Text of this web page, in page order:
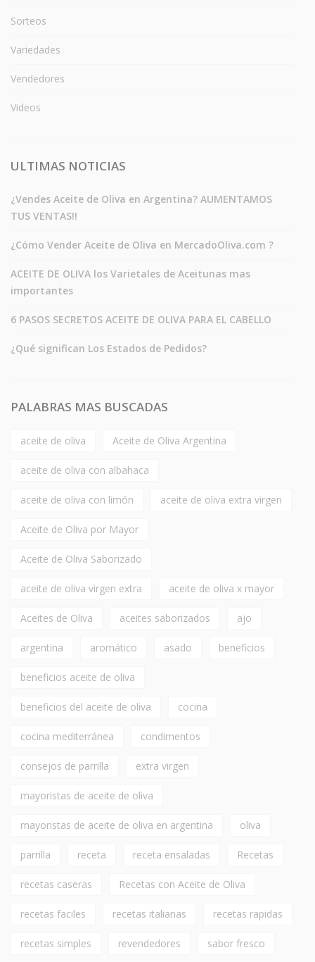
Sorteos
Variedades
Vendedores
Videos
ULTIMAS NOTICIAS
¿Vendes Aceite de Oliva en Argentina? AUMENTAMOS
TUS VENTAS!!
¿Cómo Vender Aceite de Oliva en MercadoOliva.com ?
ACEITE DE OLIVA los Varietales de Aceitunas mas
importantes
6 PASOS SECRETOS ACEITE DE OLIVA PARA EL CABELLO
¿Qué significan Los Estados de Pedidos?
PALABRAS MAS BUSCADAS
aceite de oliva Aceite de Oliva Argentina
aceite de oliva con albahaca
aceite de oliva con limón aceite de oliva extra virgen
Aceite de Oliva por Mayor
Aceite de Oliva Saborizado
aceite de oliva virgen extra aceite de oliva x mayor
Aceites de Oliva aceites saborizados ajo
argentina aromático asado beneficios
beneficios aceite de oliva
beneficios del aceite de oliva cocina
cocina mediterránea condimentos
consejos de parrilla extra virgen
mayoristas de aceite de oliva
mayoristas de aceite de oliva en argentina oliva
parrilla receta receta ensaladas Recetas
recetas caseras Recetas con Aceite de Oliva
recetas faciles recetas italianas recetas rapidas
recetas simples revendedores sabor fresco